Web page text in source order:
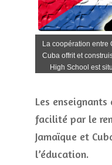
La coopération entre
Cuba offrit et
High School est
Les
facilité par le
Jamaïque et
l’éducation.